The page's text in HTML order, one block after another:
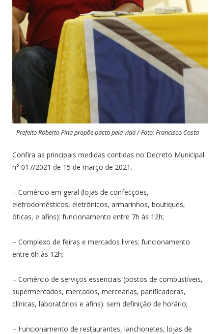
Prefeito Roberto Pina propõe pacto pela vida / Foto: Francisco Costa
Confira as principais medidas contidas no Decreto Municipal
n° 017/2021 de 15 de março de 2021.
– Comércio em geral (lojas de confecções,
eletrodomésticos, eletrônicos, armarinhos, boutiques,
óticas, e afins): funcionamento entre 7h às 12h;
– Complexo de feiras e mercados livres: funcionamento
entre 6h às 12h;
– Comércio de serviços essenciais (postos de combustíveis,
supermercados, mercados, mercearias, panificadoras,
clínicas, laboratórios e afins): sem definição de horário;
– Funcionamento de restaurantes, lanchonetes, lojas de